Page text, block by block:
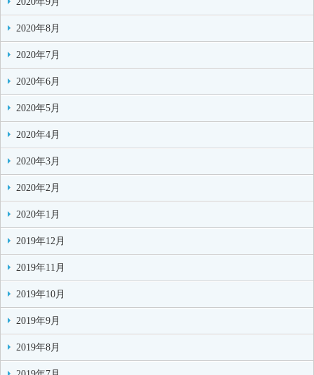
2020年8月
2020年7月
2020年6月
2020年5月
2020年4月
2020年3月
2020年2月
2020年1月
2019年12月
2019年11月
2019年10月
2019年9月
2019年8月